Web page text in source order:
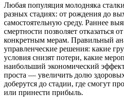
Любая популяция молодняка
разных стадиях: от рождения до
самостоятельную среду. Раннее
смертности позволяет отказаться
конкретным мерам. Правильный
управленческие решения: какие
условия снизят потери, какие
наибольший экономический
проста — увеличить долю
доберутся до стадии, где смогут
или принести прибыль.